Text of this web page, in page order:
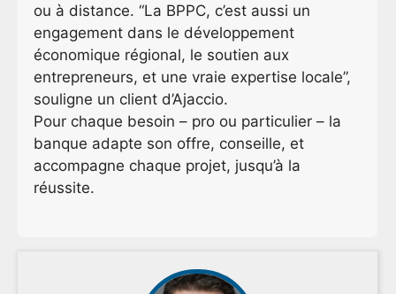
ou à distance. “La BPPC, c’est aussi un
engagement dans le développement
économique régional, le soutien aux
entrepreneurs, et une vraie expertise locale”,
souligne un client d’Ajaccio.
Pour chaque besoin – pro ou particulier – la
banque adapte son offre, conseille, et
accompagne chaque projet, jusqu’à la
réussite.